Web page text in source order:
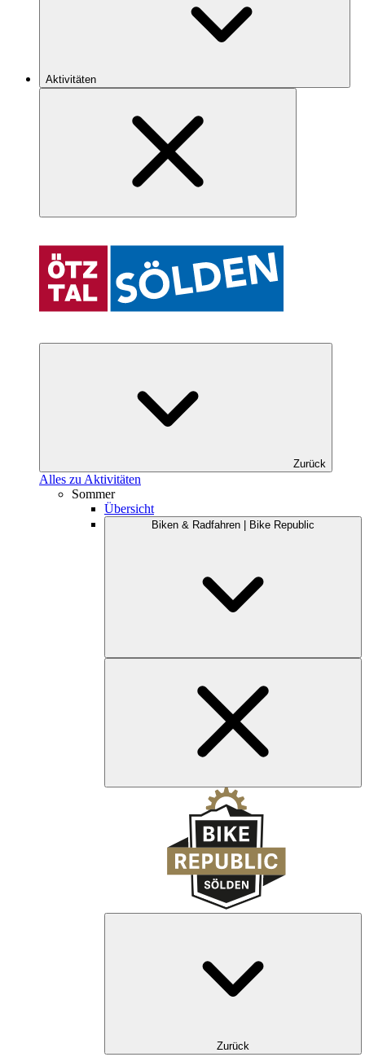
Aktivitäten
Zurück
Alles zu Aktivitäten
Sommer
Übersicht
Biken & Radfahren | Bike Republic
Zurück